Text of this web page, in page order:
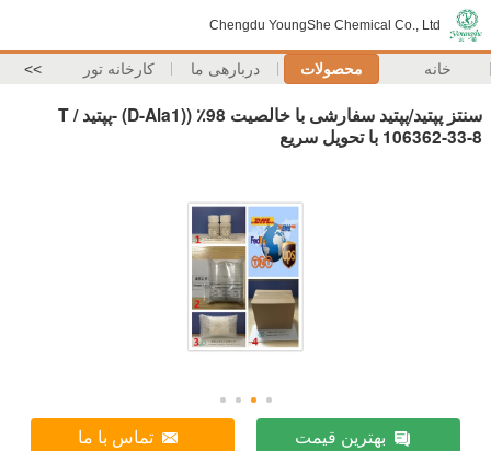
Chengdu YoungShe Chemical Co., Ltd
خانه محصولات دربارهی ما کارخانه تور >>
سنتز پپتید/پپتید سفارشی با خالصیت 98٪ ((D-Ala1) -پپتید T /
106362-33-8 با تحویل سریع
بهترین قیمت تماس با ما